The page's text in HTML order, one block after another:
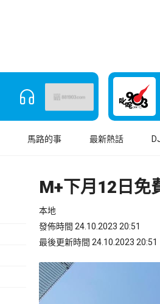
馬路的事 最新熱話
M+下月12日
本地
發佈時間 24.10.2023 20:51
最後更新時間 24.10.2023 20:51